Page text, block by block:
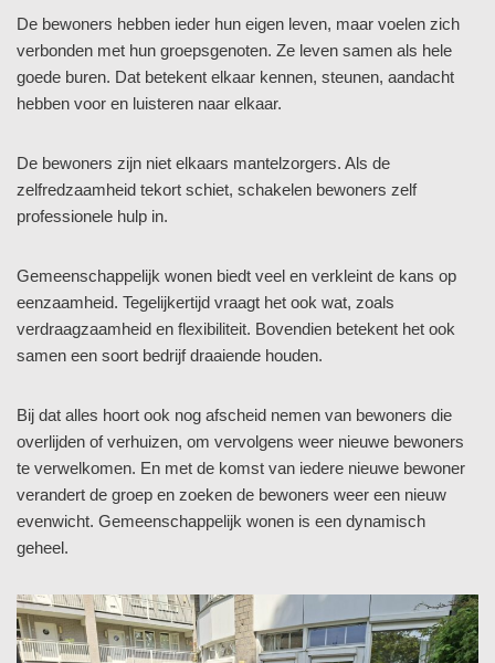
De bewoners hebben ieder hun eigen leven, maar voelen zich
verbonden met hun groepsgenoten. Ze leven samen als hele
goede buren. Dat betekent elkaar kennen, steunen, aandacht
hebben voor en luisteren naar elkaar.
De bewoners zijn niet elkaars mantelzorgers. Als de
zelfredzaamheid tekort schiet, schakelen bewoners zelf
professionele hulp in.
Gemeenschappelijk wonen biedt veel en verkleint de kans op
eenzaamheid. Tegelijkertijd vraagt het ook wat, zoals
verdraagzaamheid en flexibiliteit. Bovendien betekent het ook
samen een soort bedrijf draaiende houden.
Bij dat alles hoort ook nog afscheid nemen van bewoners die
overlijden of verhuizen, om vervolgens weer nieuwe bewoners
te verwelkomen. En met de komst van iedere nieuwe bewoner
verandert de groep en zoeken de bewoners weer een nieuw
evenwicht. Gemeenschappelijk wonen is een dynamisch
geheel.